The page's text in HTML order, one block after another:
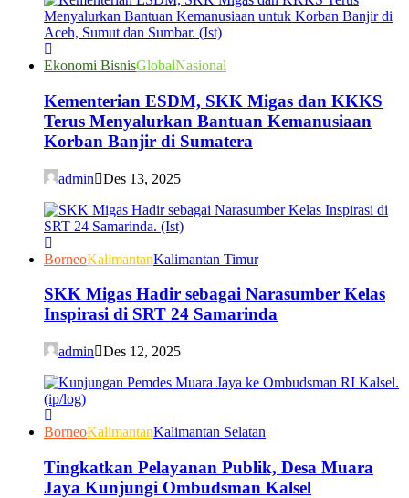
Ekonomi BisnisGlobalNasional
Kementerian ESDM, SKK Migas dan KKKS
Terus Menyalurkan Bantuan Kemanusiaan
Korban Banjir di Sumatera
admin Des 13, 2025
BorneoKalimantanKalimantan Timur
SKK Migas Hadir sebagai Narasumber Kelas
Inspirasi di SRT 24 Samarinda
admin Des 12, 2025
BorneoKalimantanKalimantan Selatan
Tingkatkan Pelayanan Publik, Desa Muara
Jaya Kunjungi Ombudsman Kalsel